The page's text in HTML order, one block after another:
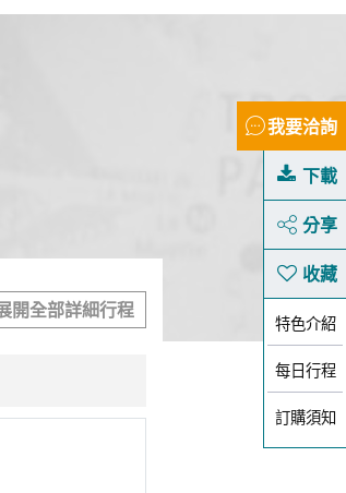
我要洽詢
下載
分享
特色介紹
每日行程
訂購須知
開全部詳細行程